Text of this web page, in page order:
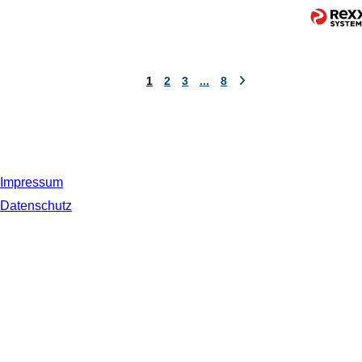
1 2 3 ... 8
Impressum
Datenschutz